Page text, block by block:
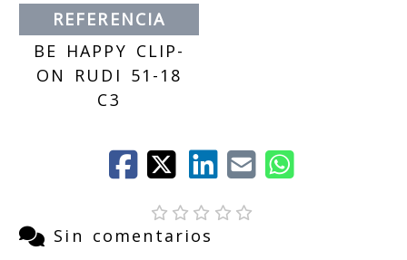
REFERENCIA
BE HAPPY CLIP-
ON RUDI 51-18
C3
Sin comentarios